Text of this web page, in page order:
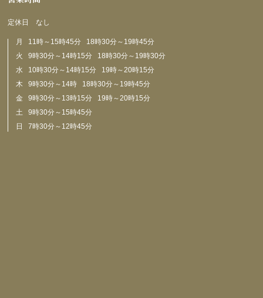
定休日 なし
月 11時～15時45分 18時30分～19時45分
火 9時30分～14時15分 18時30分～19時30分
水 10時30分～14時15分 19時～20時15分
木 9時30分～14時 18時30分～19時45分
金 9時30分～13時15分 19時～20時15分
土 9時30分～15時45分
日 7時30分～12時45分